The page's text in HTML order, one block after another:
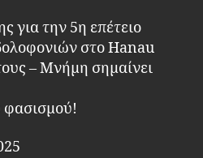
για την 5η επέτειο
στο Hanau
– Μνήμη σημαίνει
φασισμού!